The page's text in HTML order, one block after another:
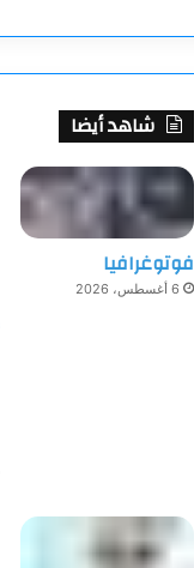
شاهد أيضا
فوتوغرافيا
6 أغسطس، 2026